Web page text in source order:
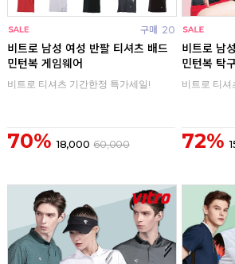
구매 20
비트로 남성 여성 반팔 티셔츠 배드
민턴복 게임웨어
비트로 티셔츠 기간한정 특가세일!
70% 18,000 60,000
비트로 남
민턴복 탁
비트로 티셔
72%